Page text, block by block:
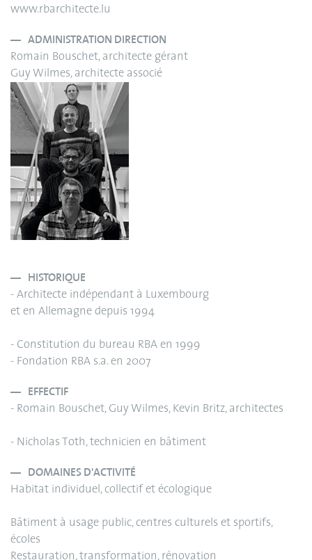
www.rbarchitecte.lu
ADMINISTRATION DIRECTION
Romain Bouschet, architecte gérant
Guy Wilmes, architecte associé
HISTORIQUE
- Architecte indépendant à Luxembourg
et en Allemagne depuis 1994
- Constitution du bureau RBA en 1999
- Fondation RBA s.a. en 2007
EFFECTIF
- Romain Bouschet, Guy Wilmes, Kevin Britz, architectes
- Nicholas Toth, technicien en bâtiment
DOMAINES D'ACTIVITÉ
Habitat individuel, collectif et écologique
Bâtiment à usage public, centres culturels et sportifs,
écoles
Restauration, transformation, rénovation